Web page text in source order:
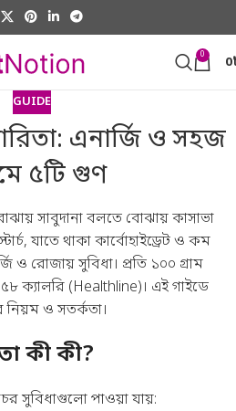
0 0
GUIDE
এনার্জি ও সহজ
৫টি গুণ
সাবুদানা বলতে বোঝায় কাসাভা
যাতে থাকা কার্বোহাইড্রেট ও কম
ও রোজায় সুবিধা। প্রতি ১০০ গ্রাম
ক্যালরি (Healthline)। এই গাইডে
নিয়ম ও সতর্কতা।
কী কী?
সুবিধাগুলো পাওয়া যায়: